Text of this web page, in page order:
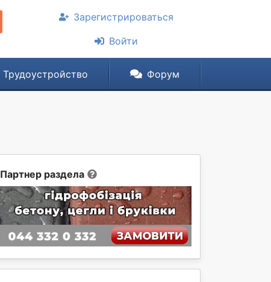
Зарегистрироваться
Войти
Трудоустройство Форум
Партнер раздела